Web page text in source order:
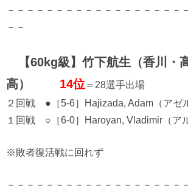
－－－－－－－－－－－－－－－－－－
－－
【60kg級】竹下航生（香川・
高）
14位 ＝28選手出場
２回戦 ●［5-6］Hajizada, Adam（アゼ
１回戦 ○［6-0］Haroyan, Vladimir（ア
※敗者復活戦に回れず
－－－－－－－－－－－－－－－－－－